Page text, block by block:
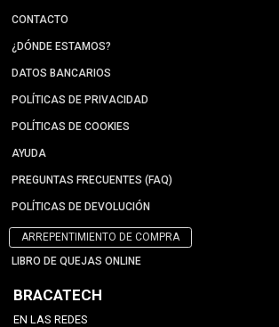
CONTACTO
¿DÓNDE ESTAMOS?
DATOS BANCARIOS
POLÍTICAS DE PRIVACIDAD
POLÍTICAS DE COOKIES
AYUDA
PREGUNTAS FRECUENTES (FAQ)
POLÍTICAS DE DEVOLUCIÓN
ARREPENTIMIENTO DE COMPRA
LIBRO DE QUEJAS ONLINE
BRACATECH
EN LAS REDES